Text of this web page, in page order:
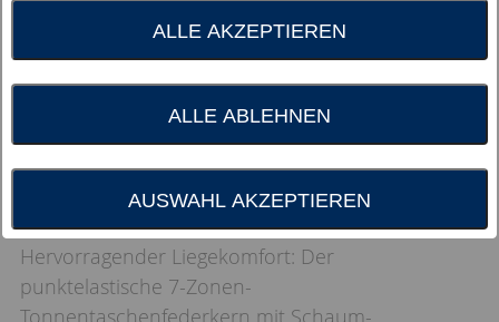
Hervorragender Liegekomfort: Der
punktelastische 7-Zonen-
Tonnentaschenfederkern mit Schaum-
ALLE AKZEPTIEREN
ALLE ABLEHNEN
AUSWAHL AKZEPTIEREN